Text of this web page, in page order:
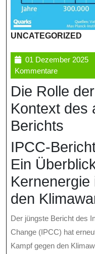
UNCATEGORIZED
01 Dezember 202501
Kommentare
Die Rolle
Kontext des
Berichts
IPCC-
Ein
Kernenergie
den
Der jüngste Bericht des
Change (IPCC) hat
Kampf gegen den